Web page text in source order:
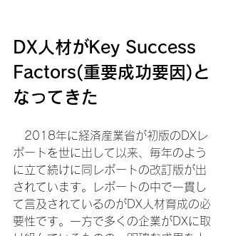
DX人材がKey Success
Factors(重要成功要因)と
なってきた
2018年に経済産業省が初版のDXレ
ポートを世に出して以来、毎年のよう
に立て続けに同レポートの改訂版が出
されています。レポートの中で一貫し
て言及されているのがDX人材育成の必
要性です。一方で多くの企業がDXに取